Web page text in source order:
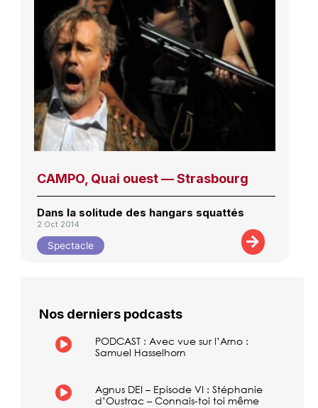
CAMPO, Quai ouest — Strasbourg
Dans la solitude des hangars squattés
2 Oct 2014
Spectacle
Nos derniers podcasts
PODCAST : Avec vue sur l’Arno :
Samuel Hasselhorn
Agnus DEI – Episode VI : Stéphanie
d’Oustrac – Connais-toi toi même